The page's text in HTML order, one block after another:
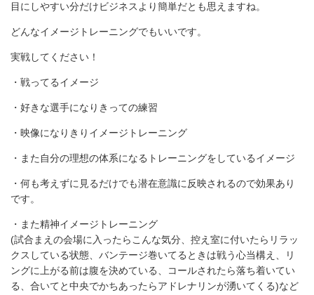
目にしやすい分だけビジネスより簡単だとも思えますね。
どんなイメージトレーニングでもいいです。
実戦してください！
・戦ってるイメージ
・好きな選手になりきっての練習
・映像になりきりイメージトレーニング
・また自分の理想の体系になるトレーニングをしているイメージ
・何も考えずに見るだけでも潜在意識に反映されるので効果あり
です。
・また精神イメージトレーニング
(試合まえの会場に入ったらこんな気分、控え室に付いたらリラッ
クスしている状態、バンテージ巻いてるときは戦う心当構え、リ
ングに上がる前は腹を決めている、コールされたら落ち着いてい
る、合いてと中央でかちあったらアドレナリンが湧いてくる)など